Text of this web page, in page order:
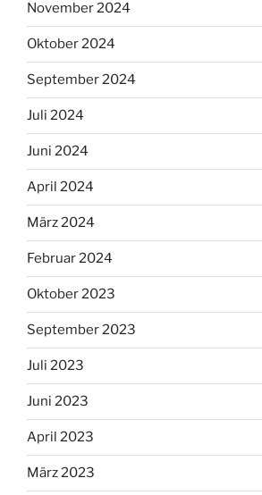
November 2024
Oktober 2024
September 2024
Juli 2024
Juni 2024
April 2024
März 2024
Februar 2024
Oktober 2023
September 2023
Juli 2023
Juni 2023
April 2023
März 2023